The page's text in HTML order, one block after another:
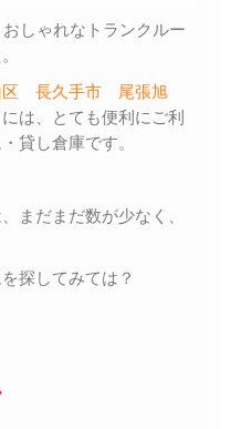
おしゃれなトランクルー
長久手市
尾張旭
は、とても便利にご利
貸し倉庫です。
まだまだ数が少なく、
探してみては？